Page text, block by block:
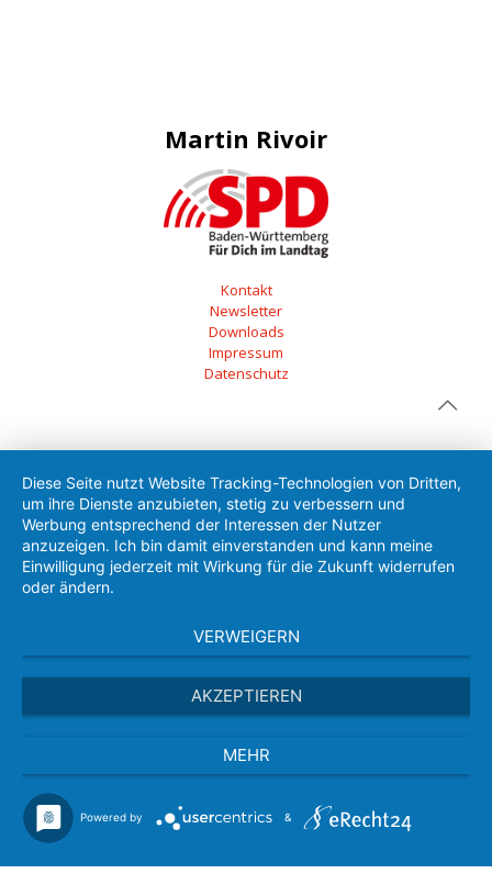
Martin Rivoir
Kontakt
Newsletter
Downloads
Impressum
Datenschutz
Diese Seite nutzt Website Tracking-Technologien von Dritten,
um ihre Dienste anzubieten, stetig zu verbessern und
Werbung entsprechend der Interessen der Nutzer
anzuzeigen. Ich bin damit einverstanden und kann meine
Einwilligung jederzeit mit Wirkung für die Zukunft widerrufen
oder ändern.
VERWEIGERN
AKZEPTIEREN
MEHR
Powered by &